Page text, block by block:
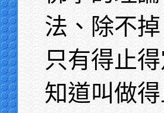
法、除不
只有得止
知道叫做